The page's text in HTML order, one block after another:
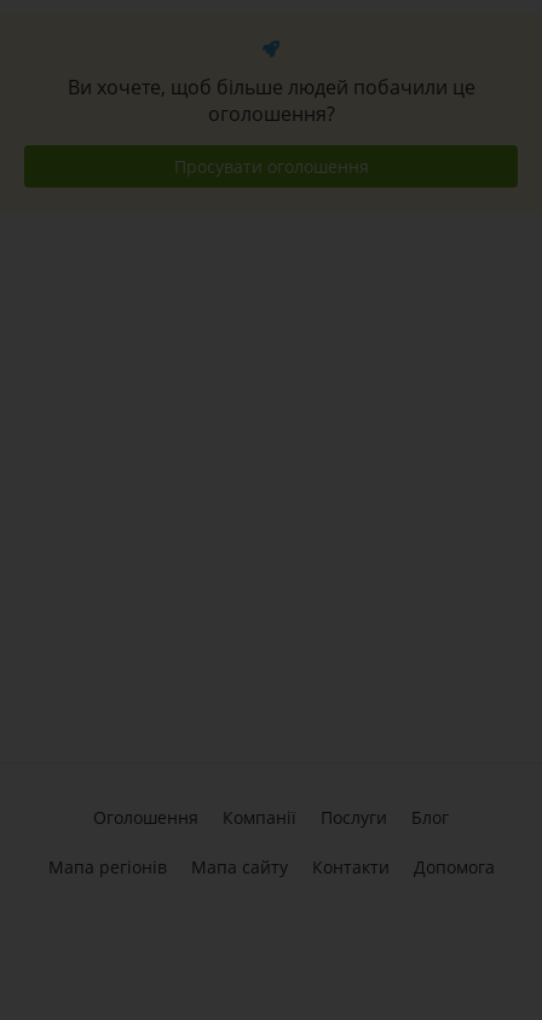
Ви хочете, щоб більше людей побачили це
оголошення?
Просувати оголошення
Оголошення Компанії Послуги Блог
Мапа регіонів Мапа сайту Контакти Допомога